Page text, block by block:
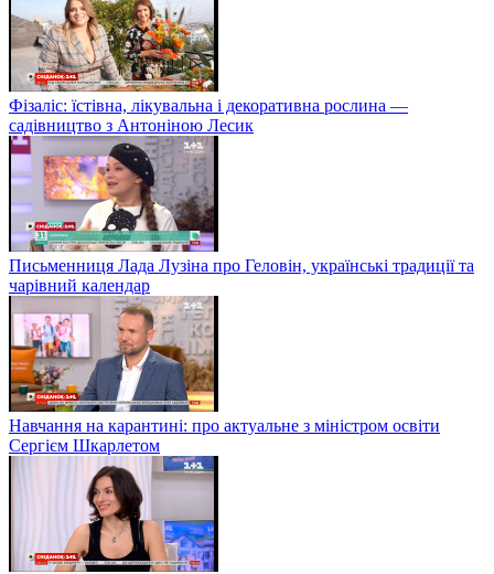
Фізаліс: їстівна, лікувальна і декоративна рослина —
садівництво з Антоніною Лесик
Письменниця Лада Лузіна про Геловін, українські традиції та
чарівний календар
Навчання на карантині: про актуальне з міністром освіти
Сергієм Шкарлетом